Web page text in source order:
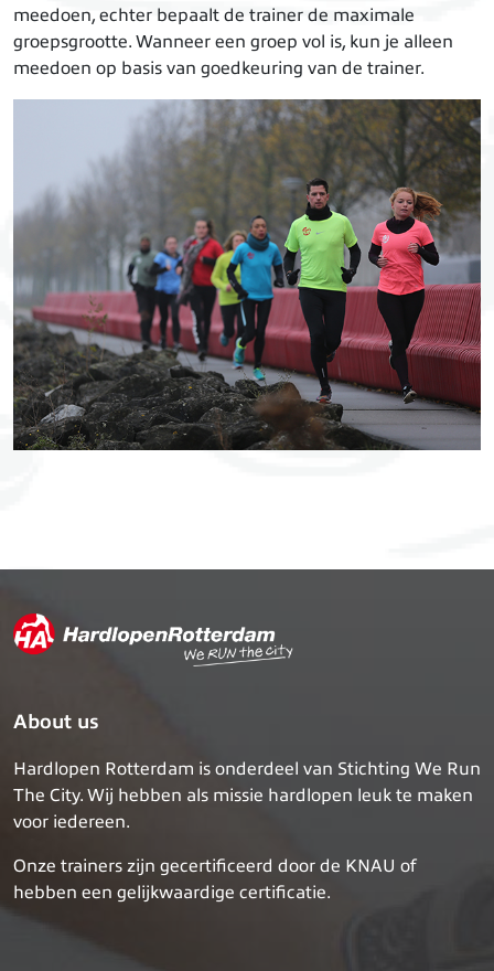
meedoen, echter bepaalt de trainer de maximale
groepsgrootte. Wanneer een groep vol is, kun je alleen
meedoen op basis van goedkeuring van de trainer.
About us
Hardlopen Rotterdam is onderdeel van Stichting We Run
The City. Wij hebben als missie hardlopen leuk te maken
voor iedereen.
Onze trainers zijn gecertificeerd door de KNAU of
hebben een gelijkwaardige certificatie.